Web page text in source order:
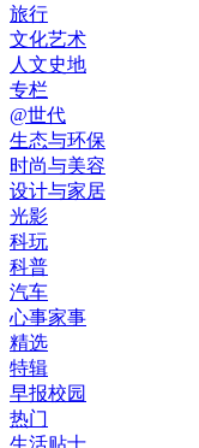
旅行
文化艺术
人文史地
专栏
@世代
生态与环保
时尚与美容
设计与家居
光影
科玩
科普
汽车
心事家事
精选
特辑
早报校园
热门
生活贴士